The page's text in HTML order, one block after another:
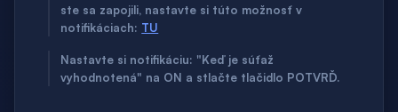
ste sa zapojili, nastavte si túto možnosť v
notifikáciach: TU
Nastavte si notifikáciu: "Keď je súťaž
vyhodnotená" na ON a stlačte tlačidlo POTVRĎ.